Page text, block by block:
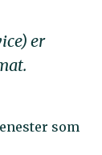
er
som